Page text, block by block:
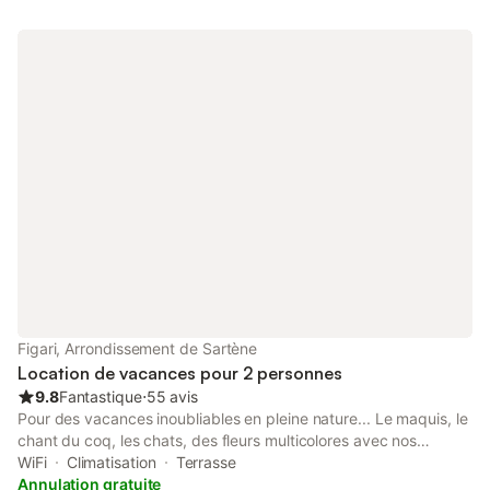
Figari, Arrondissement de Sartène
Location de vacances pour 2 personnes
9.8Fantastique⋅55 avis
Pour des vacances inoubliables en pleine nature... Le maquis, le
chant du coq, les chats, des fleurs multicolores avec nos
abeilles, la nature 'magique' de l'extrême sud de la Corse dans
notre propriété. Classé en meublé de Tourisme 2 étoiles sous le
WiFi Climatisation
Terrasse
Annulation gratuite